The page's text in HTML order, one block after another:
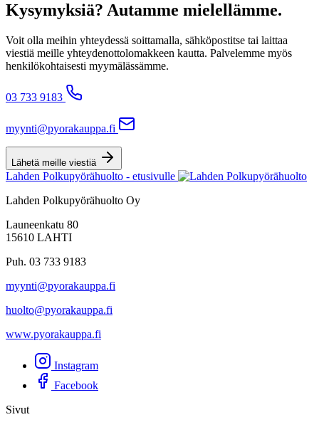
Kysymyksiä? Autamme mielellämme.
Voit olla meihin yhteydessä soittamalla, sähköpostitse tai laittaa
viestiä meille yhteydenottolomakkeen kautta. Palvelemme myös
henkilökohtaisesti myymälässämme.
03 733 9183
myynti@pyorakauppa.fi
Lähetä meille viestiä
Lahden Polkupyörähuolto - etusivulle
Lahden Polkupyörähuolto Oy
Launeenkatu 80
15610 LAHTI
Puh. 03 733 9183
myynti@pyorakauppa.fi
huolto@pyorakauppa.fi
www.pyorakauppa.fi
Instagram
Facebook
Sivut